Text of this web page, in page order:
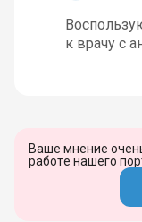
к врачу с
Ваше мнение
работе нашего